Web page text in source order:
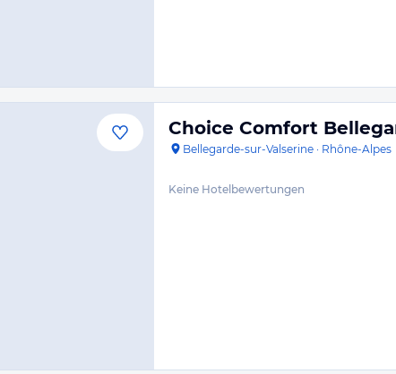
Choice Comfort
Bellegarde-sur-Valserine · Rhône-Alpes
Keine Hotelbewertungen